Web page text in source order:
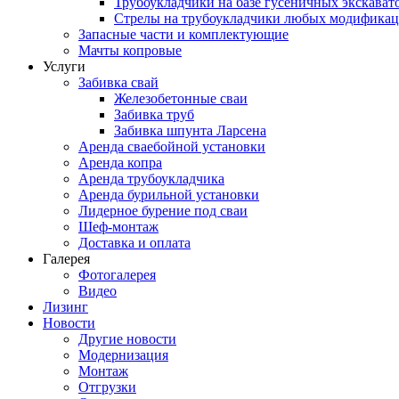
Стрелы на трубоукладчики любых
Запасные части и комплектующие
Мачты копровые
Услуги
Забивка свай
Железобетонные сваи
Забивка труб
Забивка шпунта Ларсена
Аренда сваебойной установки
Аренда копра
Аренда трубоукладчика
Аренда бурильной установки
Лидерное бурение под сваи
Шеф-монтаж
Доставка и оплата
Галерея
Фотогалерея
Видео
Лизинг
Новости
Другие новости
Модернизация
Монтаж
Отгрузки